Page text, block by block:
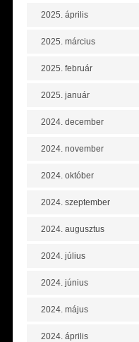
2025. április
2025. március
2025. február
2025. január
2024. december
2024. november
2024. október
2024. szeptember
2024. augusztus
2024. július
2024. június
2024. május
2024. április